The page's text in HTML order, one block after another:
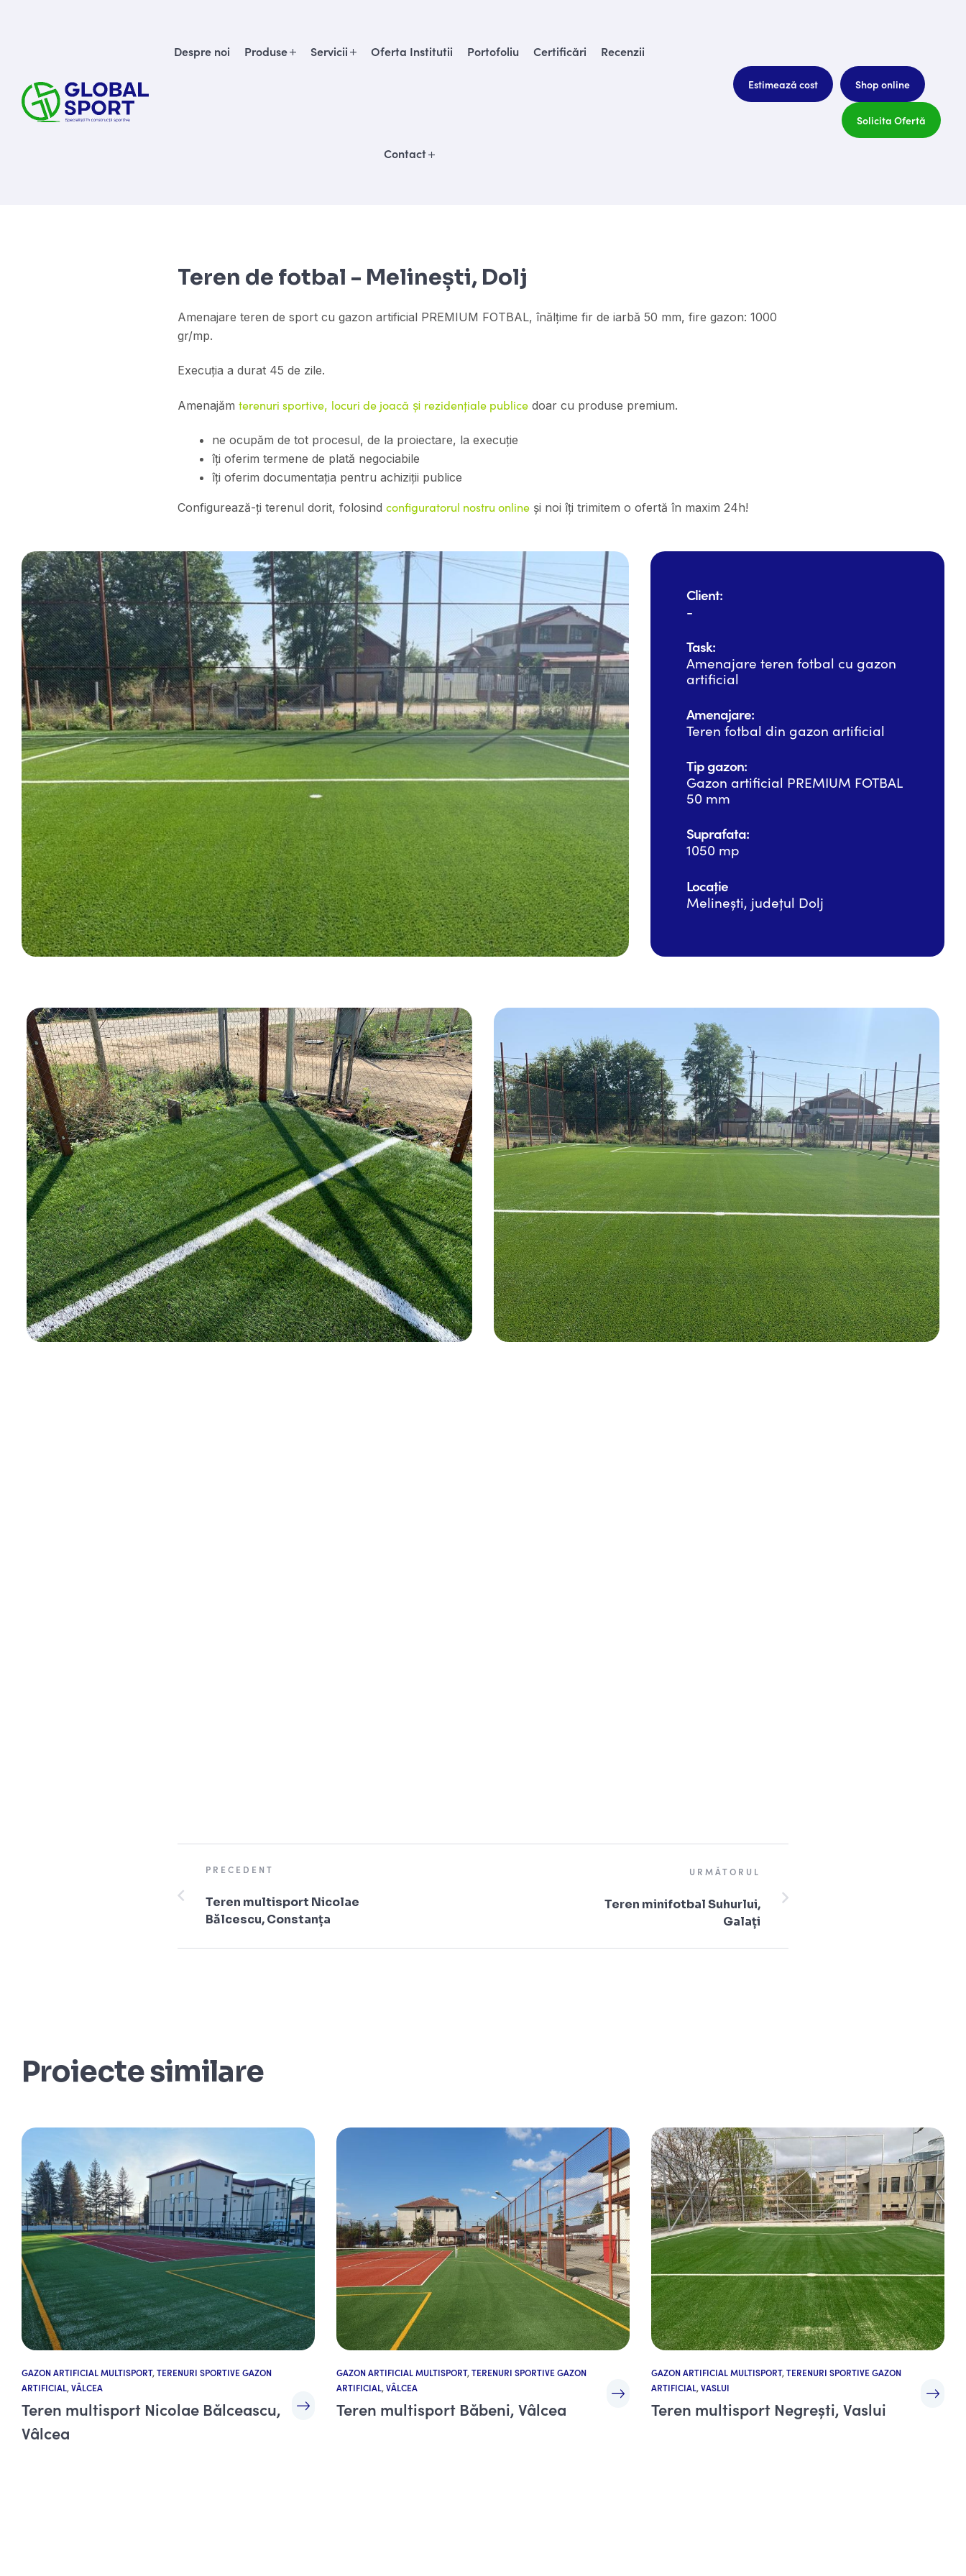
Despre noi Produse Servicii Oferta Institutii Portofoliu Certificări Recenzii
Contact
Estimează cost Shop online
Solicita Ofertă
Teren de fotbal - Melinești, Dolj
Amenajare teren de sport cu gazon artificial PREMIUM FOTBAL, înălțime fir de iarbă 50 mm, fire gazon: 1000
gr/mp.
Execuția a durat 45 de zile.
Amenajăm terenuri sportive, locuri de joacă și rezidențiale publice doar cu produse premium.
ne ocupăm de tot procesul, de la proiectare, la execuție
îți oferim termene de plată negociabile
îți oferim documentația pentru achiziții publice
Configurează-ți terenul dorit, folosind configuratorul nostru online și noi îți trimitem o ofertă în maxim 24h!
Client:
-
Task:
Amenajare teren fotbal cu gazon
artificial
Amenajare:
Teren fotbal din gazon artificial
Tip gazon:
Gazon artificial PREMIUM FOTBAL
50 mm
Suprafata:
1050 mp
Locație
Melinești, județul Dolj
PRECEDENT
Teren multisport Nicolae
Bălcescu, Constanța
URMĂTORUL
Teren minifotbal Suhurlui,
Galați
Proiecte similare
GAZON ARTIFICIAL MULTISPORT,TERENURI SPORTIVE GAZON
ARTIFICIAL,VÂLCEA
Teren multisport Nicolae Bălceascu,
Vâlcea
GAZON ARTIFICIAL MULTISPORT,TERENURI SPORTIVE GAZON
ARTIFICIAL,VÂLCEA
Teren multisport Băbeni, Vâlcea
GAZON ARTIFICIAL MULTISPORT,TERENURI SPORTIVE GAZON
ARTIFICIAL,VASLUI
Teren multisport Negrești, Vaslui